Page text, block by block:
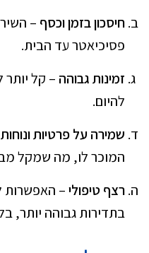
חיסכון בזמן וכסף –
פסיכיאטר עד הבית.
זמינות גבוהה – קל
להיום.
שמירה על פרטיות ונוחות
המוכר לו, מה שמקל
רצף טיפולי– האפשרות
בתדירות גבוהה יותר,